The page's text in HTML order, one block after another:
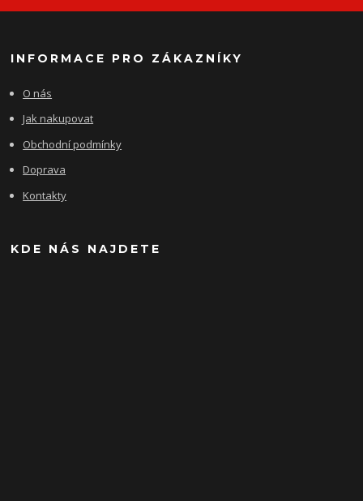
INFORMACE PRO ZÁKAZNÍKY
O nás
Jak nakupovat
Obchodní podmínky
Doprava
Kontakty
KDE NÁS NAJDETE